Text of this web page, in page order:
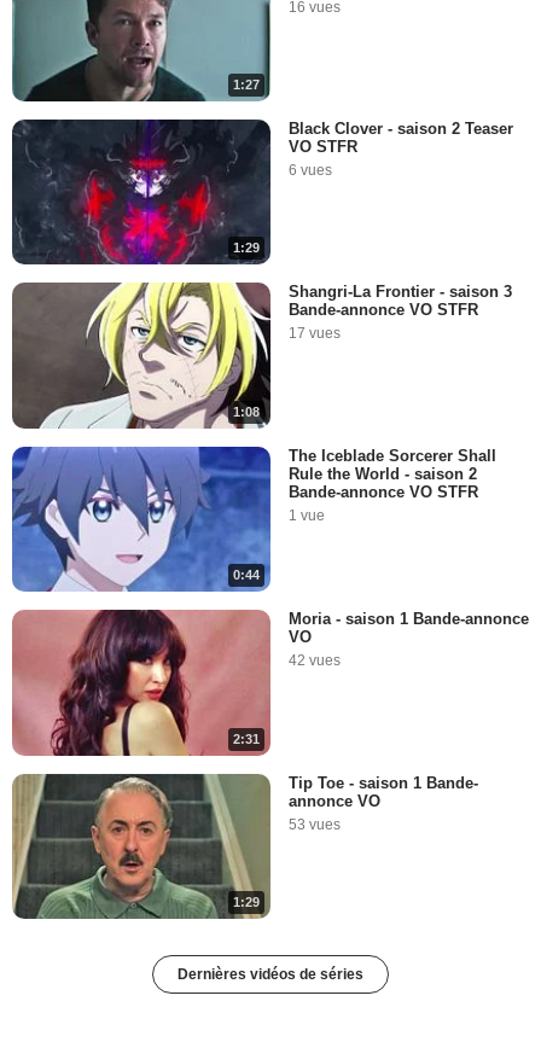
1:27
16 vues
1:29
Black Clover - saison 2 Teaser
VO STFR
6 vues
1:08
Shangri-La Frontier - saison 3
Bande-annonce VO STFR
17 vues
0:44
The Iceblade Sorcerer Shall
Rule the World - saison 2
Bande-annonce VO STFR
1 vue
2:31
Moria - saison 1 Bande-annonce
VO
42 vues
1:29
Tip Toe - saison 1 Bande-
annonce VO
53 vues
Dernières vidéos de séries